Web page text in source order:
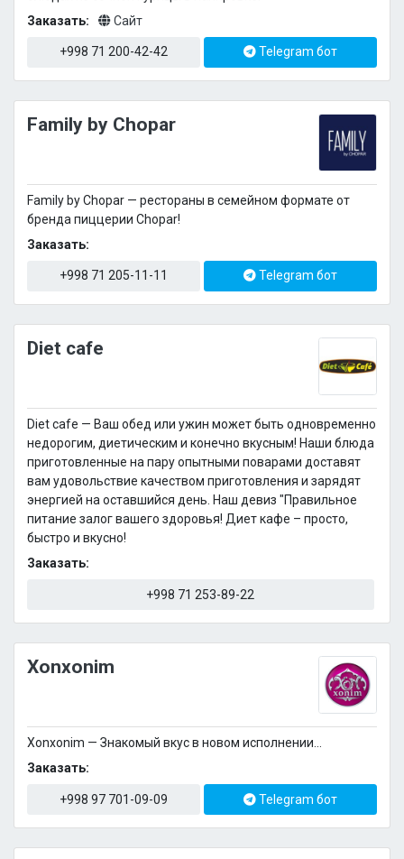
Заказать:
Сайт
+998 71 200-42-42 Telegram бот
Family by Chopar
Family by Chopar — рестораны в семейном формате от
бренда пиццерии Chopar!
Заказать:
+998 71 205-11-11 Telegram бот
Diet cafe
Diet cafe — Ваш обед или ужин может быть одновременно
недорогим, диетическим и конечно вкусным! Наши блюда
приготовленные на пару опытными поварами доставят
вам удовольствие качеством приготовления и зарядят
энергией на оставшийся день. Наш девиз "Правильное
питание залог вашего здоровья! Диет кафе – просто,
быстро и вкусно!
Заказать:
+998 71 253-89-22
Xonxonim
Xonxonim — Знакомый вкус в новом исполнении...
Заказать:
+998 97 701-09-09 Telegram бот